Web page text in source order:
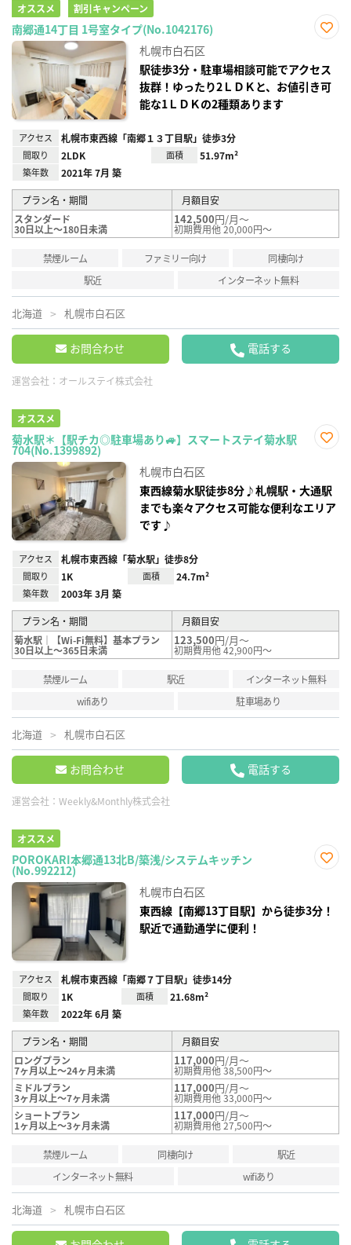
オススメ 割引キャンペーン
南郷通14丁目 1号室タイプ(No.1042176)
り登
録
札幌市白石区
駅徒歩3分・駐車場相談可能でアクセス
抜群！ゆったり2ＬＤＫと、お値引き可
能な1ＬＤＫの2種類あります
アクセス 札幌市東西線「南郷１３丁目駅」徒歩3分
間取り 2LDK 面積 51.97m²
築年数 2021年 7月 築
プラン名・期間
月額目安
スタンダード
30日以上～180日未満
142,500円/月～
初期費用他 20,000円～
禁煙ルーム ファミリー向け
同棲向け
駅近
インターネット無料
北海道 札幌市白石区
お問合わせ 電話する
運営会社： オールステイ株式会社
オススメ
菊水駅＊【駅チカ◎駐車場あり🚙】スマートステイ菊水駅
704(No.1399892)
録
札幌市白石区
東西線菊水駅徒歩8分♪札幌駅・大通駅
までも楽々アクセス可能な便利なエリア
です♪
アクセス 札幌市東西線「菊水駅」徒歩8分
間取り 1K 面積 24.7m²
築年数 2003年 3月 築
プラン名・期間
月額目安
菊水駅｜【Wi-Fi無料】基本プラン
30日以上～365日未満
123,500円/月～
初期費用他 42,900円～
禁煙ルーム 駅近
インターネット無料
wifiあり
駐車場あり
北海道 札幌市白石区
お問合わせ 電話する
運営会社： Weekly&Monthly株式会社
オススメ
POROKARI本郷通13北B/築浅/システムキッチン
(No.992212)
録
札幌市白石区
東西線【南郷13丁目駅】から徒歩3分！
駅近で通勤通学に便利！
アクセス 札幌市東西線「南郷７丁目駅」徒歩14分
間取り 1K 面積 21.68m²
築年数 2022年 6月 築
プラン名・期間
月額目安
ロングプラン
7ヶ月以上～24ヶ月未満
117,000円/月～
初期費用他 38,500円～
ミドルプラン
3ヶ月以上～7ヶ月未満
117,000円/月～
初期費用他 33,000円～
ショートプラン
1ヶ月以上～3ヶ月未満
117,000円/月～
初期費用他 27,500円～
禁煙ルーム 同棲向け
駅近
インターネット無料
wifiあり
北海道 札幌市白石区